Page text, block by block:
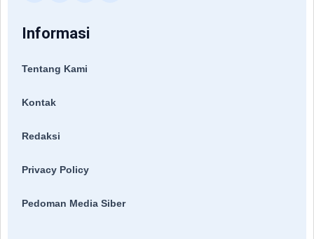
Informasi
Tentang Kami
Kontak
Redaksi
Privacy Policy
Pedoman Media Siber